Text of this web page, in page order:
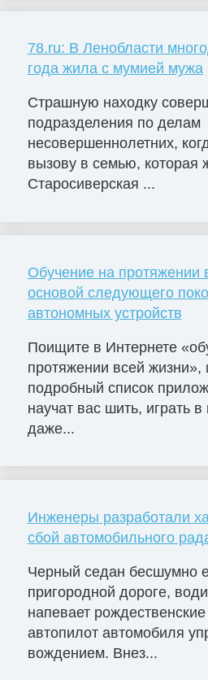
78.ru: В Ленобласти
года жила с мумией мужа
Страшную находку
подразделения по делам
несовершеннолетних,
вызову в семью, которая
Старосиверская ...
Обучение на протяжении
основой следующего
автономных устройств
Поищите в Интернете
протяжении всей жизни»,
подробный список
научат вас шить, играть
даже...
Инженеры разработали
сбой автомобильного
Черный седан бесшумно
пригородной дороге,
напевает
автопилот автомобиля
вождением. Внез...